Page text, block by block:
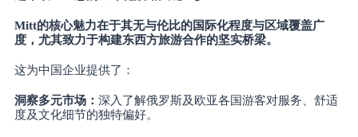
Mitt的核心魅力在于其无与伦比的国际化程度与区域覆盖广
度，尤其致力于构建东西方旅游合作的坚实桥梁。
这为中国企业提供了：
洞察多元市场： 深入了解俄罗斯及欧亚各国游客对服务、舒适
度及文化细节的独特偏好。